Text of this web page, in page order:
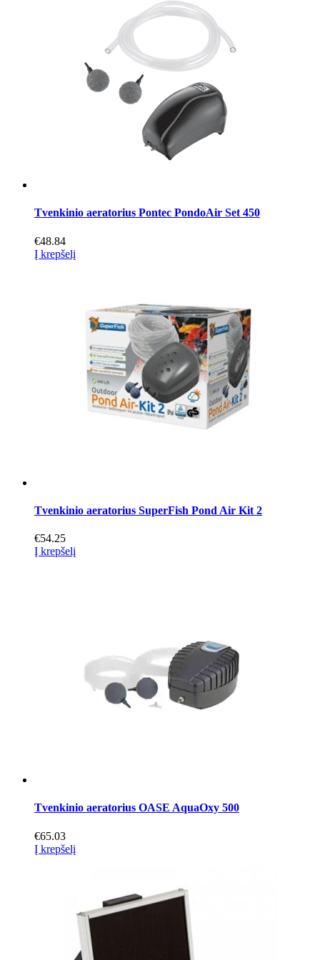
Tvenkinio aeratorius Pontec PondoAir Set 450
€48.84
Į krepšelį
Tvenkinio aeratorius SuperFish Pond Air Kit 2
€54.25
Į krepšelį
Tvenkinio aeratorius OASE AquaOxy 500
€65.03
Į krepšelį